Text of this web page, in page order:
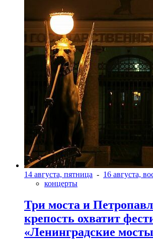
14 августа, пятница - 16 августа,
концерты
Три моста и
крепость охватит
«Ленинградские